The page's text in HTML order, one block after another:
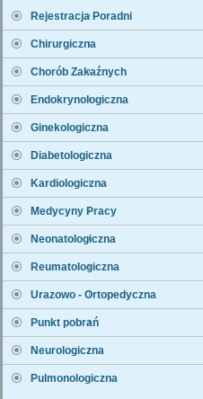
Rejestracja Poradni
Chirurgiczna
Chorób Zakaźnych
Endokrynologiczna
Ginekologiczna
Diabetologiczna
Kardiologiczna
Medycyny Pracy
Neonatologiczna
Reumatologiczna
Urazowo - Ortopedyczna
Punkt pobrań
Neurologiczna
Pulmonologiczna